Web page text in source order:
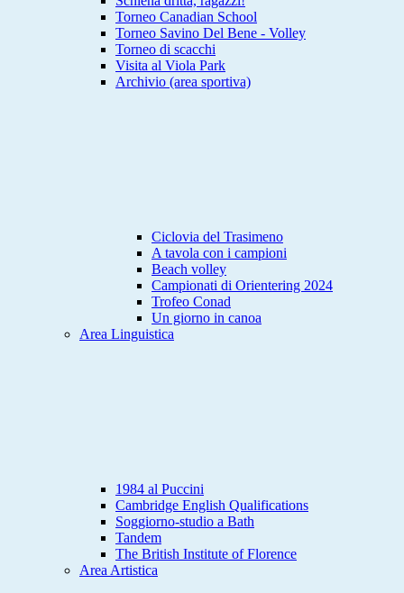
Torneo Canadian School
Torneo Savino Del Bene - Volley
Torneo di scacchi
Visita al Viola Park
Archivio (area sportiva)
Ciclovia del Trasimeno
A tavola con i campioni
Beach volley
Campionati di Orientering 2024
Trofeo Conad
Un giorno in canoa
Area Linguistica
1984 al Puccini
Cambridge English Qualifications
Soggiorno-studio a Bath
Tandem
The British Institute of Florence
Area Artistica